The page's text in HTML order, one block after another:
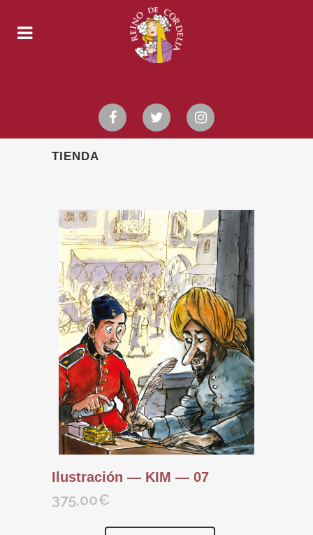
TIENDA
Ilustración — KIM — 07
375,00€